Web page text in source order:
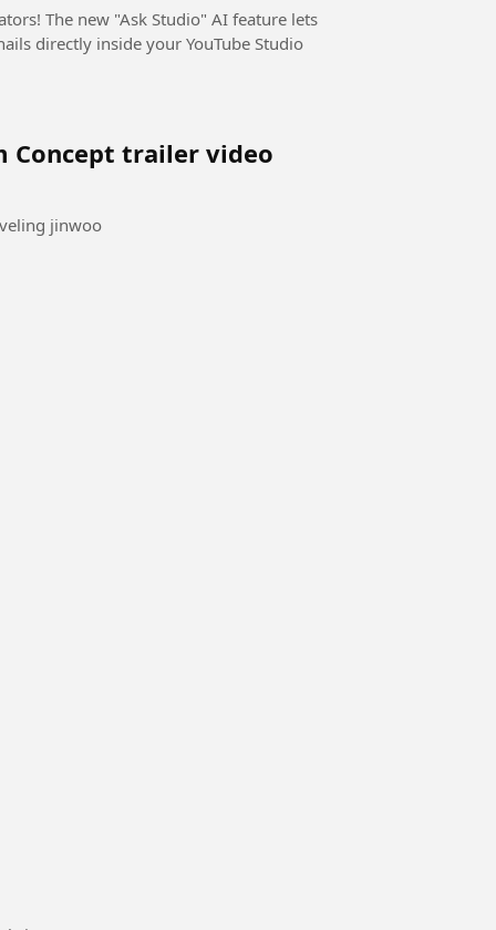
The new "Ask Studio" AI feature lets
directly inside your YouTube Studio
Concept trailer video
jinwoo